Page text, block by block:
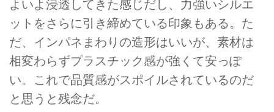
よいよ浸透してきた感じだし、力強いシルエ
ットをさらに引き締めている印象もある。た
だ、インパネまわりの造形はいいが、素材は
相変わらずプラスチック感が強くて安っぽ
い。これで品質感がスポイルされているのだ
と思うと残念だ。